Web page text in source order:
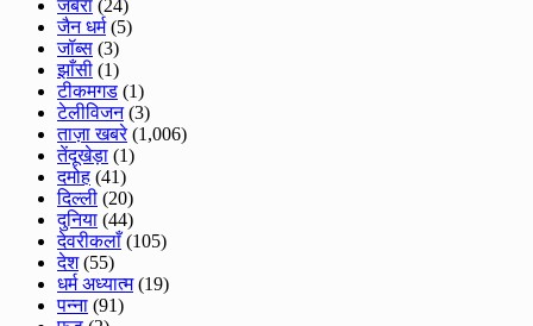
जबेरा (24)
जैन धर्म(5)
जॉब्स (3)
झाँसी (1)
टीकमगड (1)
टेलीविजन(3)
ताज़ा खबरे(1,006)
तेंदूखेड़ा (1)
दमोह (41)
दिल्ली (20)
दुनिया (44)
देवरीकलाँ(105)
देश(55)
धर्म अध्यात्म(19)
पन्ना (91)